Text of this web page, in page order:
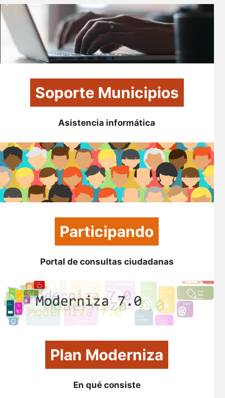
Soporte Municipios
Asistencia informática
Participando
Portal de consultas ciudadanas
Plan Moderniza
En qué consiste